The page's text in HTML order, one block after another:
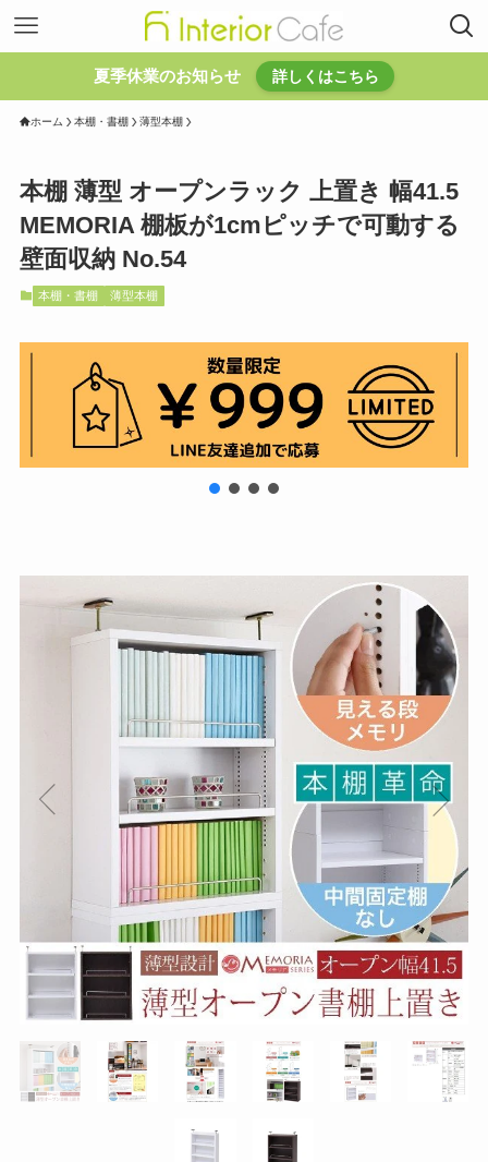
夏季休業のお知らせ 詳しくはこちら
ホーム 本棚・書棚 薄型本棚
本棚 薄型 オープンラック 上置き 幅41.5
MEMORIA 棚板が1cmピッチで可動する
壁面収納 No.54
本棚・書棚 薄型本棚